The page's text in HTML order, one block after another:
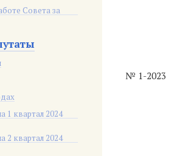
Совета за
1 квартал 2024
2 квартал 2024
№ 1-2023